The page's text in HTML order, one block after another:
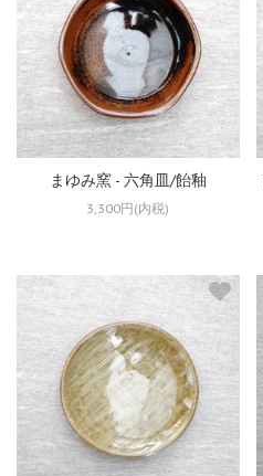
まゆみ窯 - 六角皿/飴釉
3,300円(内税)